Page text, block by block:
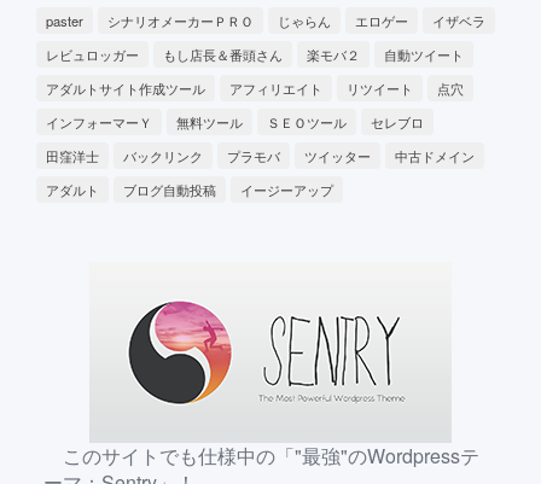
paster
シナリオメーカーＰＲＯ じゃらん エロゲー
イザベラ
レビュロッガー
もし店長＆番頭さん 楽モバ２
自動ツイート
アダルトサイト作成ツール
アフィリエイト リツイート
点穴
インフォーマーＹ
無料ツール ＳＥＯツール
セレブロ
田窪洋士
バックリンク プラモバ ツイッター
中古ドメイン
アダルト
ブログ自動投稿 イージーアップ
このサイトでも仕様中の「"最強"のWordpressテ